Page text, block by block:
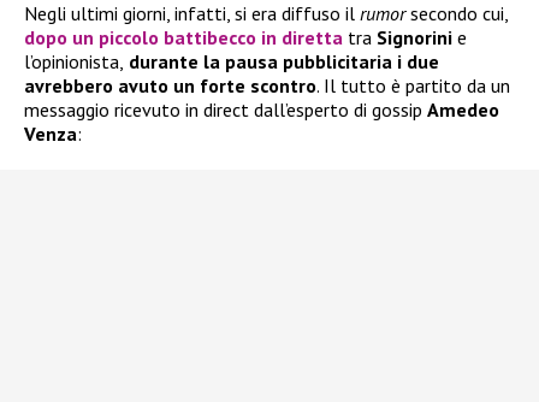
Negli ultimi giorni, infatti, si era diffuso il rumorsecondo cui,
dopo un piccolo battibecco in diretta tra Signorini e
l’opinionista, durante la pausa pubblicitaria i due
avrebbero avuto un forte scontro. Il tutto è partito da un
messaggio ricevuto in direct dall’esperto di gossip Amedeo
Venza: